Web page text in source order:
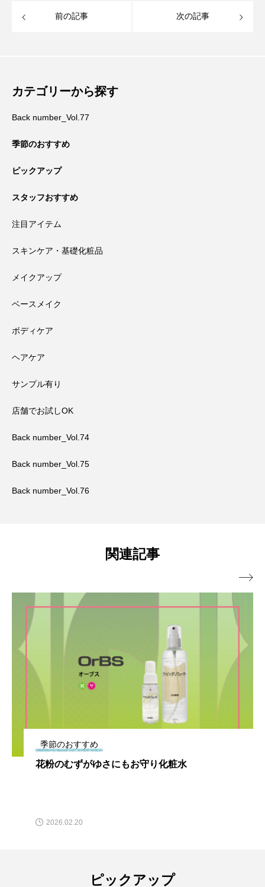
前の記事 次の記事
カテゴリーから探す
Back number_Vol.77
季節のおすすめ
ピックアップ
スタッフおすすめ
注目アイテム
スキンケア・基礎化粧品
メイクアップ
ベースメイク
ボディケア
ヘアケア
サンプル有り
店舗でお試しOK
Back number_Vol.74
Back number_Vol.75
Back number_Vol.76
関連記事
季節のおすすめ
花粉のむずがゆさにもお守り化粧水
2026.02.20

ピックアップ